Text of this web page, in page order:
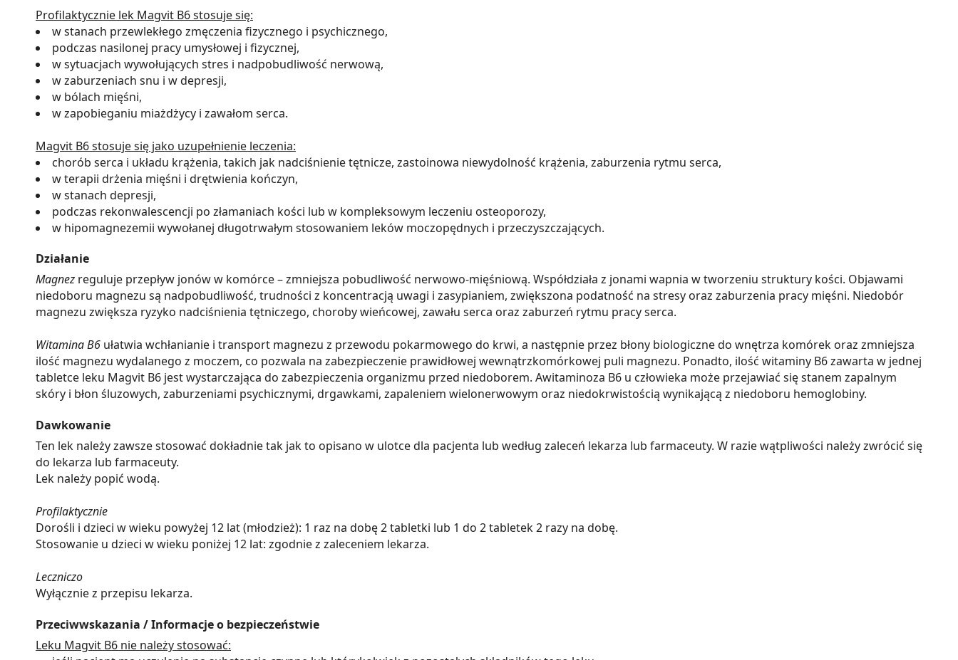
Profilaktycznie lek Magvit B6 stosuje się:
w stanach przewlekłego zmęczenia fizycznego i psychicznego,
podczas nasilonej pracy umysłowej i fizycznej,
w sytuacjach wywołujących stres i nadpobudliwość nerwową,
w zaburzeniach snu i w depresji,
w bólach mięśni,
w zapobieganiu miażdżycy i zawałom serca.
Magvit B6 stosuje się jako uzupełnienie leczenia:
chorób serca i układu krążenia, takich jak nadciśnienie tętnicze, zastoinowa niewydolność krążenia, zaburzenia rytmu serca,
w terapii drżenia mięśni i drętwienia kończyn,
w stanach depresji,
podczas rekonwalescencji po złamaniach kości lub w kompleksowym leczeniu osteoporozy,
w hipomagnezemii wywołanej długotrwałym stosowaniem leków moczopędnych i przeczyszczających.
Działanie
Magnez reguluje przepływ jonów w komórce – zmniejsza pobudliwość nerwowo-mięśniową. Współdziała z jonami wapnia w tworzeniu struktury kości. Objawami
niedoboru magnezu są nadpobudliwość, trudności z koncentracją uwagi i zasypianiem, zwiększona podatność na stresy oraz zaburzenia pracy mięśni. Niedobór
magnezu zwiększa ryzyko nadciśnienia tętniczego, choroby wieńcowej, zawału serca oraz zaburzeń rytmu pracy serca.
Witamina B6 ułatwia wchłanianie i transport magnezu z przewodu pokarmowego do krwi, a następnie przez błony biologiczne do wnętrza komórek oraz zmniejsza
ilość magnezu wydalanego z moczem, co pozwala na zabezpieczenie prawidłowej wewnątrzkomórkowej puli magnezu. Ponadto, ilość witaminy B6 zawarta w jednej
tabletce leku Magvit B6 jest wystarczająca do zabezpieczenia organizmu przed niedoborem. Awitaminoza B6 u człowieka może przejawiać się stanem zapalnym
skóry i błon śluzowych, zaburzeniami psychicznymi, drgawkami, zapaleniem wielonerwowym oraz niedokrwistością wynikającą z niedoboru hemoglobiny.
Dawkowanie
Ten lek należy zawsze stosować dokładnie tak jak to opisano w ulotce dla pacjenta lub według zaleceń lekarza lub farmaceuty. W razie wątpliwości należy zwrócić się
do lekarza lub farmaceuty.
Lek należy popić wodą.
Profilaktycznie
Dorośli i dzieci w wieku powyżej 12 lat (młodzież): 1 raz na dobę 2 tabletki lub 1 do 2 tabletek 2 razy na dobę.
Stosowanie u dzieci w wieku poniżej 12 lat: zgodnie z zaleceniem lekarza.
Leczniczo
Wyłącznie z przepisu lekarza.
Przeciwwskazania / Informacje o bezpieczeństwie
Leku Magvit B6 nie należy stosować: